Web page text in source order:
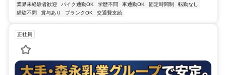
業界未経験者歓迎 バイク通勤OK 学歴不問 車通勤OK 固定時間制
転勤なし
経験不問
賞与あり ブランクOK 交通費支給
正社員